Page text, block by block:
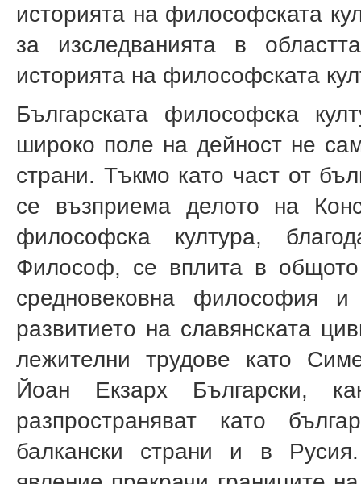
историята на философската
за изследванията в
историята на философската
Българската философска
широко поле на дейност не
страни. Тъкмо като част от
се възприема делото на
философска култура,
Философ, се вплита в общото
средновековна философия
развитието на славянската
лежителни трудове като
Йоан Екзарх Български,
разпространяват като
балкански страни и в